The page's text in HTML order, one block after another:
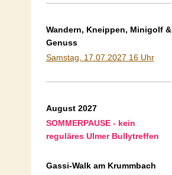
Wandern, Kneippen, Minigolf &
Genuss
Samstag, 17.07.2027 16 Uhr
August 2027
SOMMERPAUSE - kein
reguläres Ulmer Bullytreffen
Gassi-Walk am Krummbach